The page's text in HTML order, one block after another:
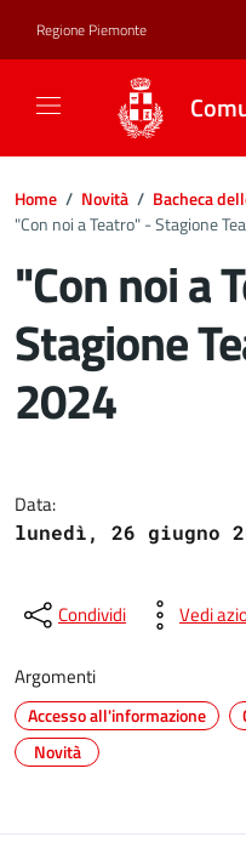
Regione Piemonte
Home / Novità / Bacheca
"Con noi a Teatro" - Stagione
"Con noi a
Stagione
2024
Data:
lunedì, 26 giugno
Condividi Vedi
Argomenti
Accesso all'informazione
Novità